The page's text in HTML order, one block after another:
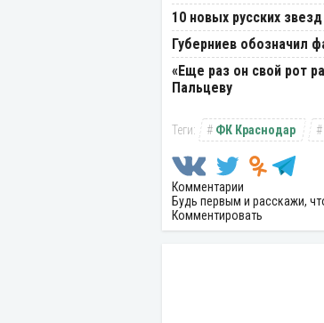
10 новых русских
Губерниев обозначил
«Еще раз он свой рот
Пальцеву
ФК Краснодар
Комментарии
Будь первым и расскажи,
Комментировать